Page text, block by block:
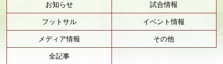
お知らせ 試合情報
フットサル イベント情報
メディア情報 その他
全記事